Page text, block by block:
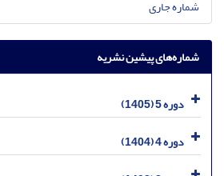
شماره جاری
شماره‌های پیشین نشریه
دوره 5 (1405)
دوره 4 (1404)